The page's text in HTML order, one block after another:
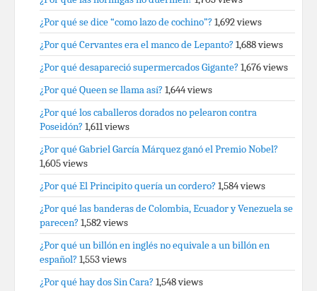
¿Por qué se dice “como lazo de cochino”? 1,692 views
¿Por qué Cervantes era el manco de Lepanto? 1,688 views
¿Por qué desapareció supermercados Gigante? 1,676 views
¿Por qué Queen se llama así? 1,644 views
¿Por qué los caballeros dorados no pelearon contra
Poseidón? 1,611 views
¿Por qué Gabriel García Márquez ganó el Premio Nobel?
1,605 views
¿Por qué El Principito quería un cordero? 1,584 views
¿Por qué las banderas de Colombia, Ecuador y Venezuela se
parecen? 1,582 views
¿Por qué un billón en inglés no equivale a un billón en
español? 1,553 views
¿Por qué hay dos Sin Cara? 1,548 views